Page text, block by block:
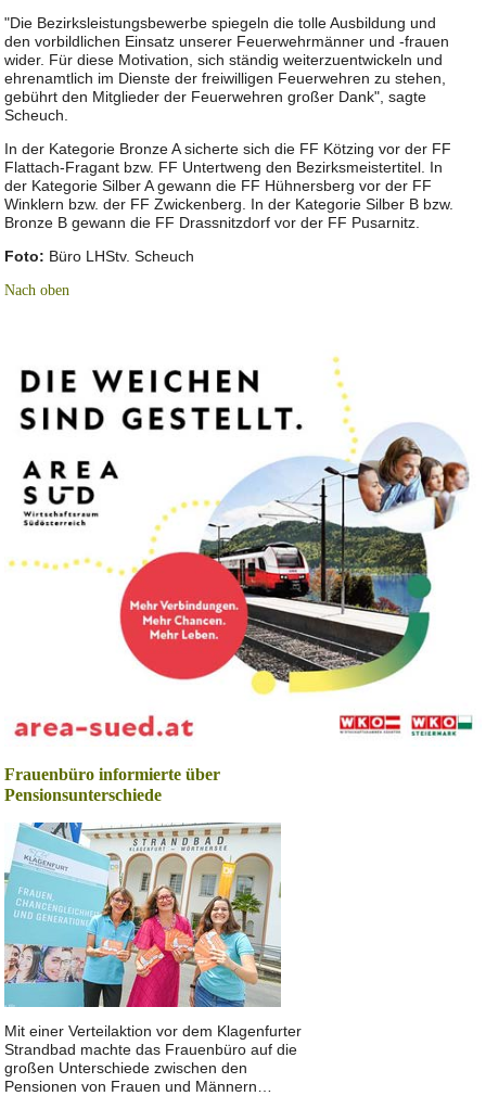
"Die Bezirksleistungsbewerbe spiegeln die tolle Ausbildung und
den vorbildlichen Einsatz unserer Feuerwehrmänner und -frauen
wider. Für diese Motivation, sich ständig weiterzuentwickeln und
ehrenamtlich im Dienste der freiwilligen Feuerwehren zu stehen,
gebührt den Mitglieder der Feuerwehren großer Dank", sagte
Scheuch.
In der Kategorie Bronze A sicherte sich die FF Kötzing vor der FF
Flattach-Fragant bzw. FF Untertweng den Bezirksmeistertitel. In
der Kategorie Silber A gewann die FF Hühnersberg vor der FF
Winklern bzw. der FF Zwickenberg. In der Kategorie Silber B bzw.
Bronze B gewann die FF Drassnitzdorf vor der FF Pusarnitz.
Foto: Büro LHStv. Scheuch
Nach oben
Frauenbüro informierte über
Pensionsunterschiede
Mit einer Verteilaktion vor dem Klagenfurter
Strandbad machte das Frauenbüro auf die
großen Unterschiede zwischen den
Pensionen von Frauen und Männern…